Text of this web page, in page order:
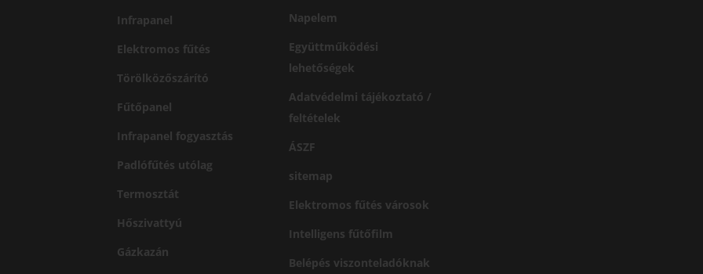
Infrapanel
Elektromos fűtés
Törölközőszárító
Fűtőpanel
Infrapanel fogyasztás
Padlófűtés utólag
Termosztát
Hőszivattyú
Gázkazán
Napelem
Együttműködési
lehetőségek
Adatvédelmi tájékoztató /
feltételek
ÁSZF
sitemap
Elektromos fűtés városok
Intelligens fűtőfilm
Belépés viszonteladóknak